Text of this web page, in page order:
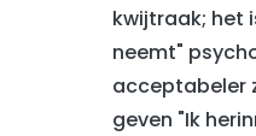
kwijtraak; het
neemt"
acceptabeler
geven "Ik